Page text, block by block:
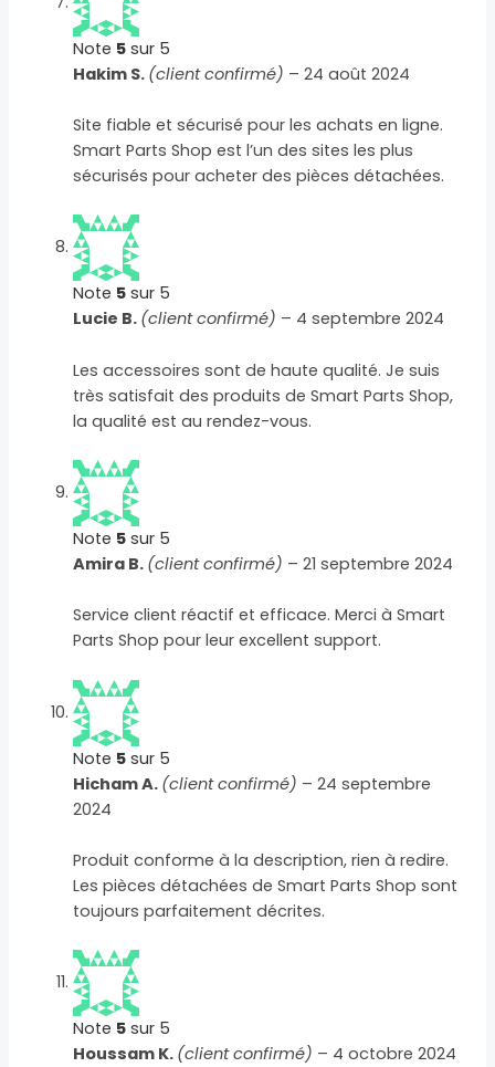
Note 5 sur 5
Hakim S. (client confirmé) – 24 août 2024
Site fiable et sécurisé pour les achats en ligne.
Smart Parts Shop est l’un des sites les plus
sécurisés pour acheter des pièces détachées.
Note 5 sur 5
Lucie B. (client confirmé) – 4 septembre 2024
Les accessoires sont de haute qualité. Je suis
très satisfait des produits de Smart Parts Shop,
la qualité est au rendez-vous.
Note 5 sur 5
Amira B. (client confirmé) – 21 septembre 2024
Service client réactif et efficace. Merci à Smart
Parts Shop pour leur excellent support.
Note 5 sur 5
Hicham A. (client confirmé) – 24 septembre
2024
Produit conforme à la description, rien à redire.
Les pièces détachées de Smart Parts Shop sont
toujours parfaitement décrites.
Note 5 sur 5
Houssam K. (client confirmé) – 4 octobre 2024